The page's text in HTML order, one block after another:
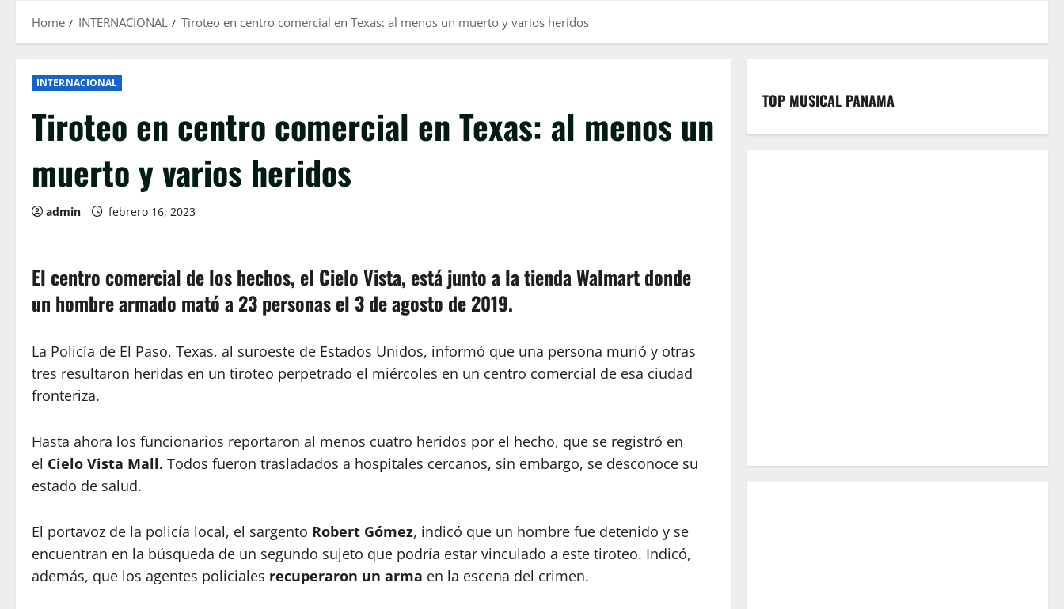
Home INTERNACIONAL Tiroteo en centro comercial en Texas: al menos un muerto y varios heridos
INTERNACIONAL
Tiroteo en centro comercial en Texas: al menos un
muerto y varios heridos
admin febrero 16, 2023
El centro comercial de los hechos, el Cielo Vista, está junto a la tienda Walmart donde
un hombre armado mató a 23 personas el 3 de agosto de 2019.
La Policía de El Paso, Texas, al suroeste de Estados Unidos, informó que una persona murió y otras
tres resultaron heridas en un tiroteo perpetrado el miércoles en un centro comercial de esa ciudad
fronteriza.
Hasta ahora los funcionarios reportaron al menos cuatro heridos por el hecho, que se registró en
el Cielo Vista Mall. Todos fueron trasladados a hospitales cercanos, sin embargo, se desconoce su
estado de salud.
El portavoz de la policía local, el sargento Robert Gómez, indicó que un hombre fue detenido y se
encuentran en la búsqueda de un segundo sujeto que podría estar vinculado a este tiroteo. Indicó,
además, que los agentes policiales recuperaron un arma en la escena del crimen.
TOP MUSICAL PANAMA